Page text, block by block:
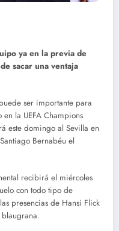
ya en la previa de
sacar una ventaja
ser importante para
la UEFA Champions
este domingo al Sevilla en
Bernabéu el
recibirá el miércoles
con todo tipo de
presencias de Hansi Flick